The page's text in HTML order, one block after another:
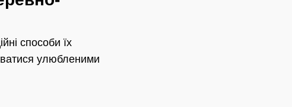
способи їх
улюбленими